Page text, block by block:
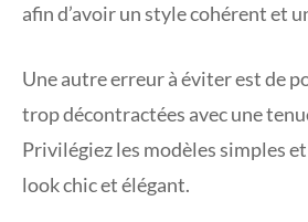
afin d’avoir un style cohérent et
Une autre erreur à éviter est de
trop décontractées avec une
Privilégiez les modèles simples
look chic et élégant.